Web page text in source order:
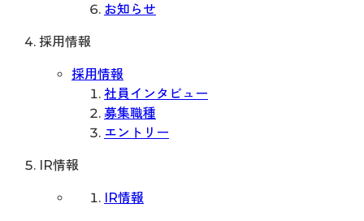
お知らせ
採用情報
採用情報
社員インタビュー
募集職種
エントリー
IR情報
IR情報